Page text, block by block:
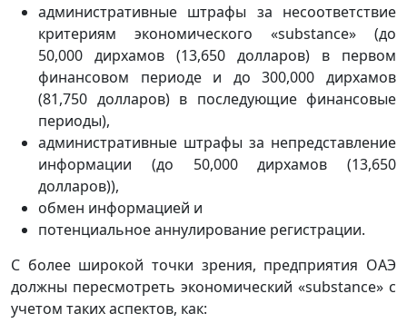
административные штрафы за несоответствие
критериям экономического «substance» (до
50,000 дирхамов (13,650 долларов) в первом
финансовом периоде и до 300,000 дирхамов
(81,750 долларов) в последующие финансовые
периоды),
административные штрафы за непредставление
информации (до 50,000 дирхамов (13,650
долларов)),
обмен информацией и
потенциальное аннулирование регистрации.
С более широкой точки зрения, предприятия ОАЭ
должны пересмотреть экономический «substance» с
учетом таких аспектов, как: